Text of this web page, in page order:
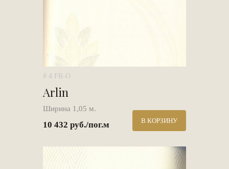
# 4 FR-O
Arlin
Ширина 1,05 м.
10 432 руб./пог.м В КОРЗИНУ